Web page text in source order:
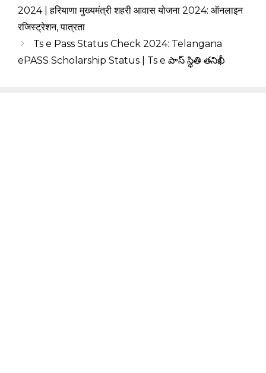
2024 | हरियाणा मुख्यमंत्री शहरी आवास योजना 2024: ऑनलाइन
रजिस्ट्रेशन, पात्रता
Ts e Pass Status Check 2024: Telangana
ePASS Scholarship Status | Ts e పాస్ స్థితి తనిఖీ